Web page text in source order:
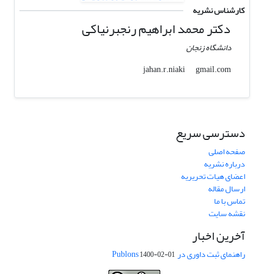
کارشناس نشریه
دکتر محمد ابراهیم رنجبرنیاکی
دانشگاه زنجان
jahan.r.niaki
gmail.com
دسترسی سریع
صفحه اصلی
درباره نشریه
اعضای هیات تحریریه
ارسال مقاله
تماس با ما
نقشه سایت
آخرین اخبار
راهنمای ثبت داوری در Publons 1400-02-01